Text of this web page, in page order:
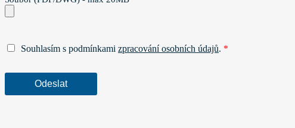
Souhlasím s podmínkami zpracování osobních údajů. *